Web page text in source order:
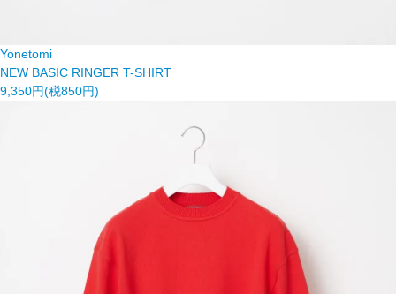
Yonetomi
NEW BASIC RINGER T-SHIRT
9,350円(税850円)